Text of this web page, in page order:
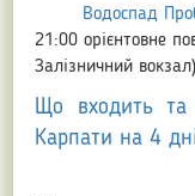
Водоспад
21:00 орієнтовне
Залізничний вокзал)
Що входить та
Карпати на 4 дні